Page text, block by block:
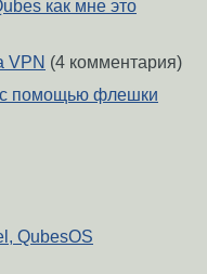
как мне это
VPN (4 комментария)
помощью флешки
QubesOS